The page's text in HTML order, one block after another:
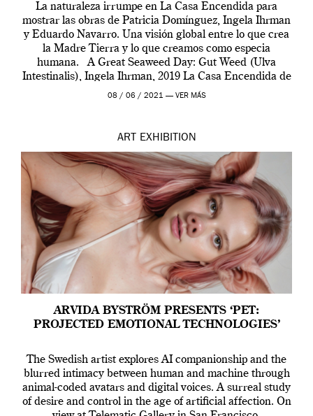
La naturaleza irrumpe en La Casa Encendida para
mostrar las obras de Patricia Domínguez, Ingela Ihrman
y Eduardo Navarro. Una visión global entre lo que crea
la Madre Tierra y lo que creamos como especia
humana. A Great Seaweed Day: Gut Weed (Ulva
Intestinalis), Ingela Ihrman, 2019 La Casa Encendida de
Madrid y la Wellcome […]
08 / 06 / 2021 — VER MÁS
ART EXHIBITION
ARVIDA BYSTRÖM PRESENTS ‘PET:
PROJECTED EMOTIONAL TECHNOLOGIES’
The Swedish artist explores AI companionship and the
blurred intimacy between human and machine through
animal-coded avatars and digital voices. A surreal study
of desire and control in the age of artificial affection. On